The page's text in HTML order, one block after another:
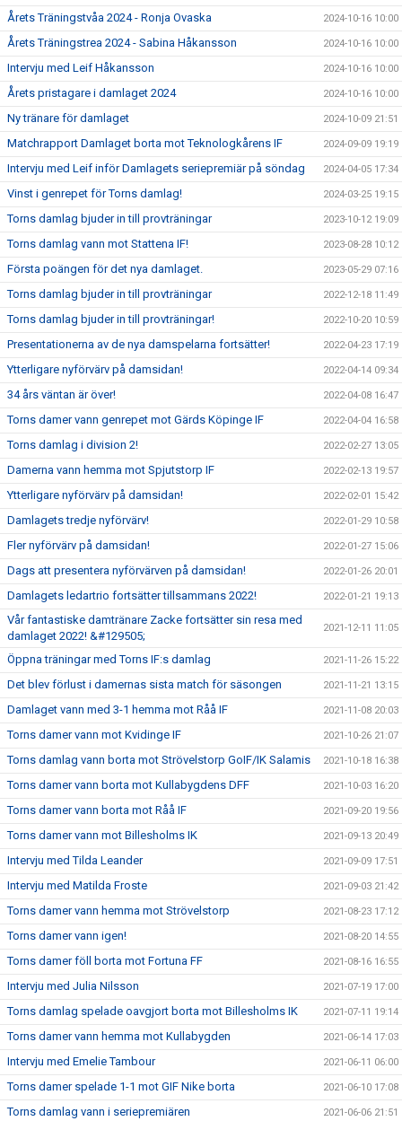
Årets Träningstvåa 2024 - Ronja Ovaska 2024-10-16 10:00
Årets Träningstrea 2024 - Sabina Håkansson 2024-10-16 10:00
Intervju med Leif Håkansson 2024-10-16 10:00
Årets pristagare i damlaget 2024 2024-10-16 10:00
Ny tränare för damlaget 2024-10-09 21:51
Matchrapport Damlaget borta mot Teknologkårens IF 2024-09-09 19:19
Intervju med Leif inför Damlagets seriepremiär på söndag 2024-04-05 17:34
Vinst i genrepet för Torns damlag! 2024-03-25 19:15
Torns damlag bjuder in till provträningar 2023-10-12 19:09
Torns damlag vann mot Stattena IF! 2023-08-28 10:12
Första poängen för det nya damlaget. 2023-05-29 07:16
Torns damlag bjuder in till provträningar 2022-12-18 11:49
Torns damlag bjuder in till provträningar! 2022-10-20 10:59
Presentationerna av de nya damspelarna fortsätter! 2022-04-23 17:19
Ytterligare nyförvärv på damsidan! 2022-04-14 09:34
34 års väntan är över! 2022-04-08 16:47
Torns damer vann genrepet mot Gärds Köpinge IF 2022-04-04 16:58
Torns damlag i division 2! 2022-02-27 13:05
Damerna vann hemma mot Spjutstorp IF 2022-02-13 19:57
Ytterligare nyförvärv på damsidan! 2022-02-01 15:42
Damlagets tredje nyförvärv! 2022-01-29 10:58
Fler nyförvärv på damsidan! 2022-01-27 15:06
Dags att presentera nyförvärven på damsidan! 2022-01-26 20:01
Damlagets ledartrio fortsätter tillsammans 2022! 2022-01-21 19:13
Vår fantastiske damtränare Zacke fortsätter sin resa med
damlaget 2022! &#129505;
2021-12-11 11:05
Öppna träningar med Torns IF:s damlag 2021-11-26 15:22
Det blev förlust i damernas sista match för säsongen 2021-11-21 13:15
Damlaget vann med 3-1 hemma mot Råå IF 2021-11-08 20:03
Torns damer vann mot Kvidinge IF 2021-10-26 21:07
Torns damlag vann borta mot Strövelstorp GoIF/IK Salamis 2021-10-18 16:38
Torns damer vann borta mot Kullabygdens DFF 2021-10-03 16:20
Torns damer vann borta mot Råå IF 2021-09-20 19:56
Torns damer vann mot Billesholms IK 2021-09-13 20:49
Intervju med Tilda Leander 2021-09-09 17:51
Intervju med Matilda Froste 2021-09-03 21:42
Torns damer vann hemma mot Strövelstorp 2021-08-23 17:12
Torns damer vann igen! 2021-08-20 14:55
Torns damer föll borta mot Fortuna FF 2021-08-16 16:55
Intervju med Julia Nilsson 2021-07-19 17:00
Torns damlag spelade oavgjort borta mot Billesholms IK 2021-07-11 19:14
Torns damer vann hemma mot Kullabygden 2021-06-14 17:03
Intervju med Emelie Tambour 2021-06-11 06:00
Torns damer spelade 1-1 mot GIF Nike borta 2021-06-10 17:08
Torns damlag vann i seriepremiären 2021-06-06 21:51